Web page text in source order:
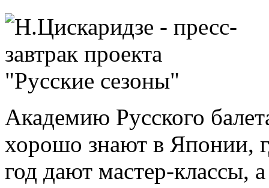
Академию Русского
хорошо знают в Японии,
год дают мастер-классы,